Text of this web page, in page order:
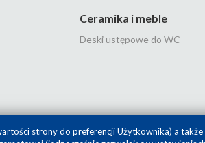
Ceramika i meble
Deski ustępowe do WC
strony do preferencji Użytkownika) a